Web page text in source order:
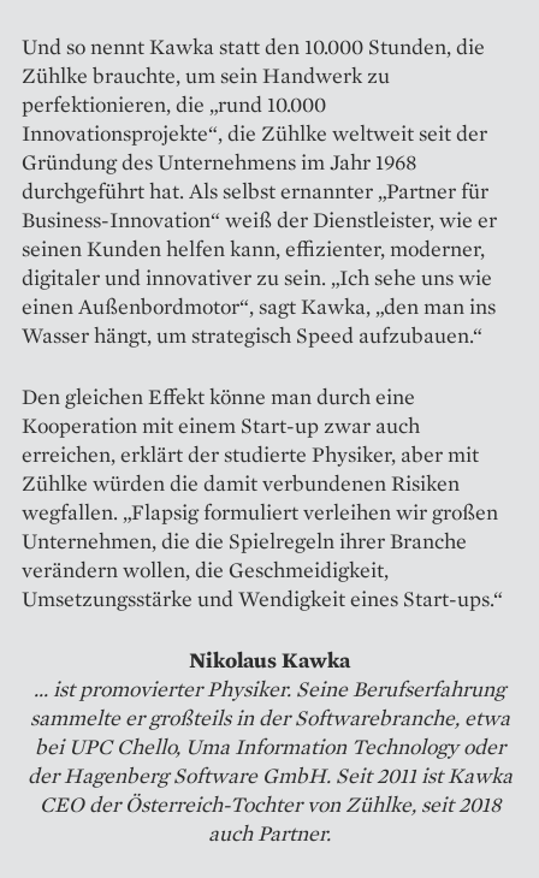
Und so nennt Kawka statt den 10.000 Stunden, die
Zühlke brauchte, um sein Handwerk zu
perfektionieren, die „rund 10.000
Innovationsprojekte“, die Zühlke weltweit seit der
Gründung des Unternehmens im Jahr 1968
durchgeführt hat. Als selbst ernannter „Partner für
Business-­Innovation“ weiß der Dienstleister, wie er
seinen Kunden helfen kann, effizienter, moderner,
digitaler und innovativer zu sein. „Ich sehe uns wie
einen Außenbordmotor“, sagt Kawka, „den man ins
Wasser hängt, um strategisch Speed aufzubauen.“
Den gleichen Effekt könne man durch eine
Kooperation mit einem Start-up zwar auch
erreichen, erklärt der studierte Physiker, aber mit
Zühlke würden die damit verbundenen Risiken
wegfallen. „Flapsig formuliert verleihen wir großen
Unternehmen, die die Spielregeln ihrer Branche
verändern wollen, die Geschmeidigkeit,
Umsetzungsstärke und Wendigkeit eines Start-ups.“
Nikolaus Kawka
... ist promovierter Physiker. Seine Berufserfahrung
sammelte er großteils in der Soft­warebranche, etwa
bei UPC Chello, Uma Information Technology oder
der Hagenberg Software GmbH. Seit 2011 ist Kawka
CEO der Österreich-Tochter von Zühlke, seit 2018
auch Partner.